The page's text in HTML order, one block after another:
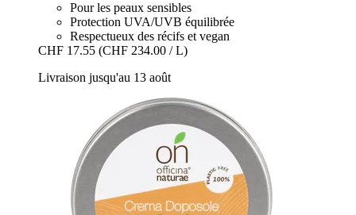
Pour les peaux sensibles
Protection UVA/UVB équilibrée
Respectueux des récifs et vegan
CHF 17.55 (CHF 234.00 / L)
Livraison jusqu'au 13 août